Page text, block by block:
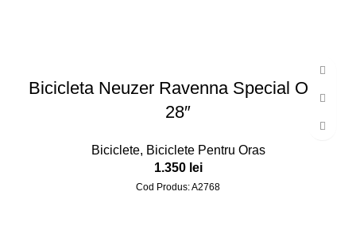
Bicicleta Neuzer Ravenna Special One
28″
Biciclete, Biciclete Pentru Oras
1.350 lei
Cod Produs: A2768